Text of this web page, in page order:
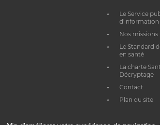
Le Service
d'information
Nos missions
Le Standard
en santé
La charte
Décryptage
Contact
Plan du site